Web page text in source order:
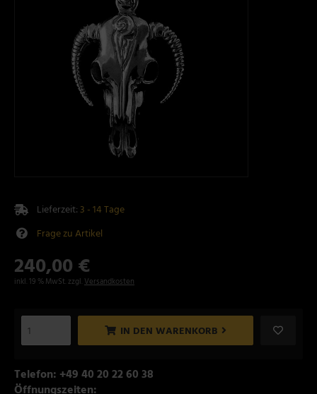
Lieferzeit: 3 - 14 Tage
Frage zu Artikel
240,00 €
inkl. 19 % MwSt. zzgl. Versandkosten
IN DEN WARENKORB
Telefon: +49 40 20 22 60 38
Öffnungszeiten: